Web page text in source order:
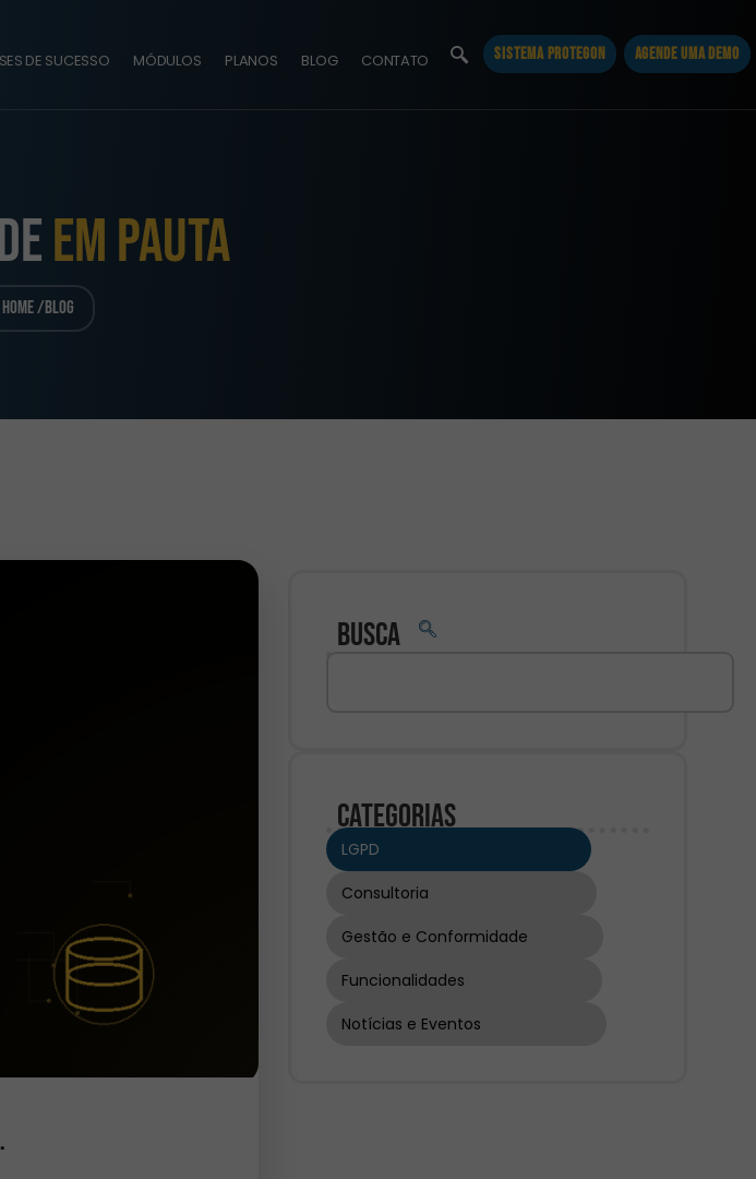
DE SUCESSO MÓDULOS PLANOS BLOG CONTATO SISTEMA PROTEGON AGENDE UMA DEMO
EM PAUTA
Home /Blog
Busca
Categorias
LGPD
Consultoria
Gestão e Conformidade
Funcionalidades
Notícias e Eventos